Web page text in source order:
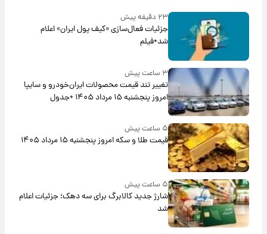
۲۳ دقیقه پیش
جزئیات فعال‌سازی «کیف پول ایران» اعلام
شد+فیلم
۳ ساعت پیش
تغییر تند قیمت محصولات ایران‌خودرو و سایپا
امروز پنجشنبه ۱۵ مرداد ۱۴۰۵ +جدول
۵ ساعت پیش
قیمت طلا و سکه امروز پنجشنبه ۱۵ مرداد ۱۴۰۵
۵ ساعت پیش
شارژ جدید کالابرگ برای سه دهک؛ جزئیات اعلام
شد